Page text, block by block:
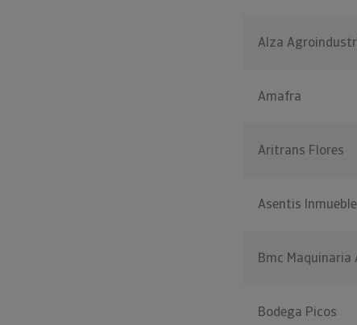
Alza
Amafra
Aritrans Flores
Asentis
Bmc Maquinaria
Bodega Picos